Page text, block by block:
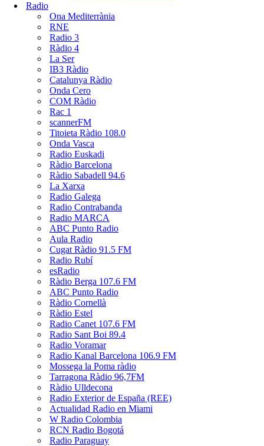
Radio
Ona Mediterrània
RNE
Radio 3
Ràdio 4
La Ser
IB3 Ràdio
Catalunya Ràdio
Onda Cero
COM Ràdio
Rac 1
scannerFM
Titoieta Ràdio 108.0
Onda Vasca
Radio Euskadi
Ràdio Barcelona
Ràdio Sabadell 94.6
La Xarxa
Radio Galega
Radio Contrabanda
Radio MARCA
ABC Punto Radio
Aula Radio
Cugat Ràdio 91.5 FM
Radio Rubí
esRadio
Ràdio Berga 107.6 FM
ABC Punto Radio
Ràdio Cornellà
Ràdio Estel
Radio Canet 107.6 FM
Radio Sant Boi 89.4
Radio Voramar
Radio Kanal Barcelona 106.9 FM
Mossega la Poma ràdio
Tarragona Ràdio 96,7FM
Ràdio Ulldecona
Radio Exterior de España (REE)
Actualidad Radio en Miami
W Radio Colombia
RCN Radio Bogotá
Radio Paraguay